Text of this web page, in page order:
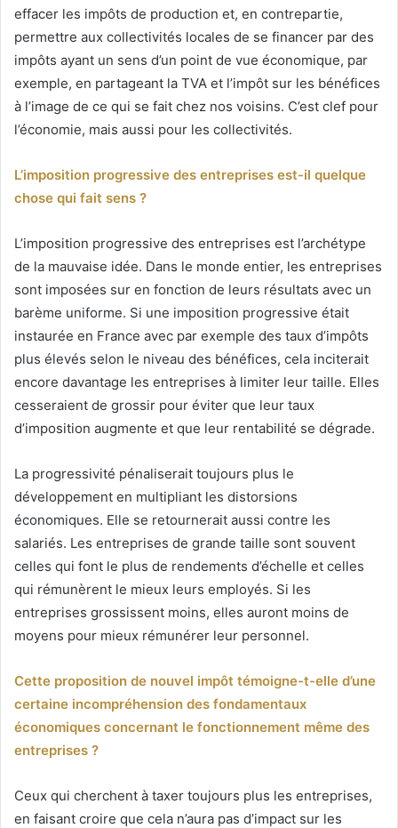
effacer les impôts de production et, en contrepartie,
permettre aux collectivités locales de se financer par des
impôts ayant un sens d’un point de vue économique, par
exemple, en partageant la TVA et l’impôt sur les bénéfices
à l’image de ce qui se fait chez nos voisins. C’est clef pour
l’économie, mais aussi pour les collectivités.
L’imposition progressive des entreprises est-il quelque
chose qui fait sens ?
L’imposition progressive des entreprises est l’archétype
de la mauvaise idée. Dans le monde entier, les entreprises
sont imposées sur en fonction de leurs résultats avec un
barème uniforme. Si une imposition progressive était
instaurée en France avec par exemple des taux d’impôts
plus élevés selon le niveau des bénéfices, cela inciterait
encore davantage les entreprises à limiter leur taille. Elles
cesseraient de grossir pour éviter que leur taux
d’imposition augmente et que leur rentabilité se dégrade.
La progressivité pénaliserait toujours plus le
développement en multipliant les distorsions
économiques. Elle se retournerait aussi contre les
salariés. Les entreprises de grande taille sont souvent
celles qui font le plus de rendements d’échelle et celles
qui rémunèrent le mieux leurs employés. Si les
entreprises grossissent moins, elles auront moins de
moyens pour mieux rémunérer leur personnel.
Cette proposition de nouvel impôt témoigne-t-elle d’une
certaine incompréhension des fondamentaux
économiques concernant le fonctionnement même des
entreprises ?
Ceux qui cherchent à taxer toujours plus les entreprises,
en faisant croire que cela n’aura pas d’impact sur les